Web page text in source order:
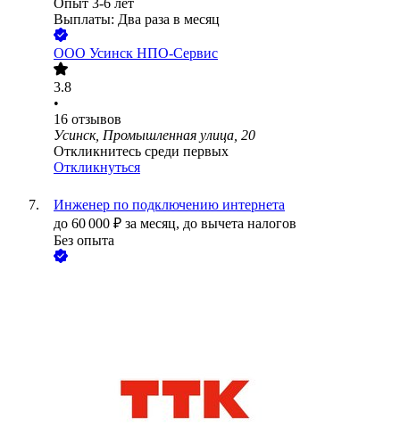
Опыт 3-6 лет
Выплаты: Два раза в месяц
ООО Усинск НПО-Сервис
3.8
•
16 отзывов
Усинск, Промышленная улица, 20
Откликнитесь среди первых
Откликнуться
Инженер по подключению интернета
до 60 000 ₽ за месяц, до вычета налогов
Без опыта